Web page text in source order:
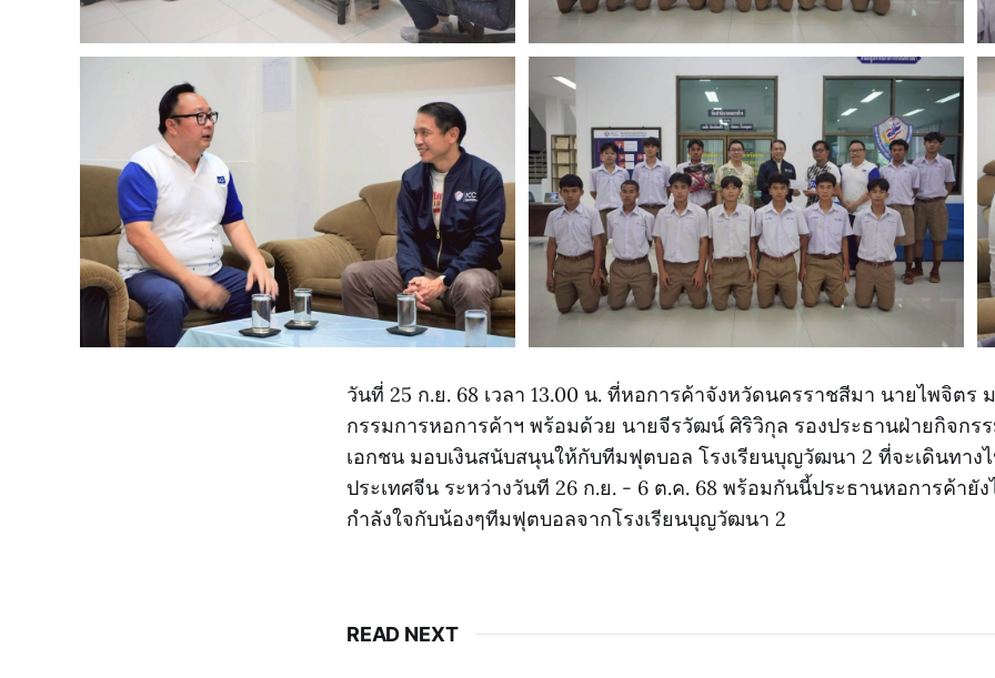
วันที่ 25 ก.ย. 68 เวลา 13.00 น. ที่หอการค้าจังหวัดนครราชสีมา นายไพจิตร
กรรมการหอการค้าฯ พร้อมด้วย นายจีรวัฒน์ ศิริวิกุล รองประธานฝ่ายกิจกร
เอกชน มอบเงินสนับสนุนให้กับทีมฟุตบอล โรงเรียนบุญวัฒนา 2 ที่จะเดินทาง
ประเทศจีน ระหว่างวันที 26 ก.ย. - 6 ต.ค. 68 พร้อมกันนี้ประธานหอการค้ายั
กำลังใจกับน้องๆทีมฟุตบอลจากโรงเรียนบุญวัฒนา 2
READ NEXT